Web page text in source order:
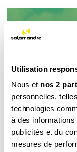
Utilisation
Nous et nos 2
personnelles,
technologies
à des
publicités et du
mesures de